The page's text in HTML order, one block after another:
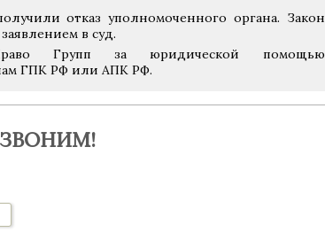
отказ уполномоченного органа. Закон
в суд.
Групп за юридической помощью
ГПК РФ или АПК РФ.